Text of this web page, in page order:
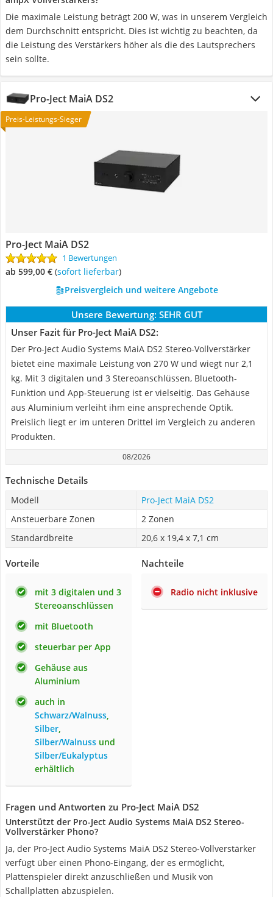
Die maximale Leistung beträgt 200 W, was in unserem Vergleich
dem Durchschnitt entspricht. Dies ist wichtig zu beachten, da
die Leistung des Verstärkers höher als die des Lautsprechers
sein sollte.
Pro-Ject MaiA DS2
Preis-Leistungs-Sieger
Pro-Ject MaiA DS2
1 Bewertungen
ab 599,00 € ( Sofort lieferbar)
Preisvergleich und weitere Angebote
Unsere Bewertung: SEHR GUT
Unser Fazit für Pro-Ject MaiA DS2:
Der Pro-Ject Audio Systems MaiA DS2 Stereo-Vollverstärker
bietet eine maximale Leistung von 270 W und wiegt nur 2,1
kg. Mit 3 digitalen und 3 Stereoanschlüssen, Bluetooth-
Funktion und App-Steuerung ist er vielseitig. Das Gehäuse
aus Aluminium verleiht ihm eine ansprechende Optik.
Preislich liegt er im unteren Drittel im Vergleich zu anderen
Produkten.
08/2026
Technische Details
Modell
Pro-Ject MaiA DS2
Ansteuerbare Zonen
2 Zonen
Standardbreite
20,6 x 19,4 x 7,1 cm
Vorteile
mit 3 digitalen und 3
Stereoanschlüssen
mit Bluetooth
steuerbar per App
Gehäuse aus
Aluminium
auch in
Schwarz/Walnuss,
Silber,
Silber/Walnuss und
Silber/Eukalyptus
erhältlich
Nachteile
Radio nicht inklusive
Fragen und Antworten zu Pro-Ject MaiA DS2
Unterstützt der Pro-Ject Audio Systems MaiA DS2 Stereo-
Vollverstärker Phono?
Ja, der Pro-Ject Audio Systems MaiA DS2 Stereo-Vollverstärker
verfügt über einen Phono-Eingang, der es ermöglicht,
Plattenspieler direkt anzuschließen und Musik von
Schallplatten abzuspielen.